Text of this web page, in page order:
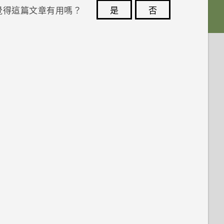
得這篇文章有用嗎？ 是
否